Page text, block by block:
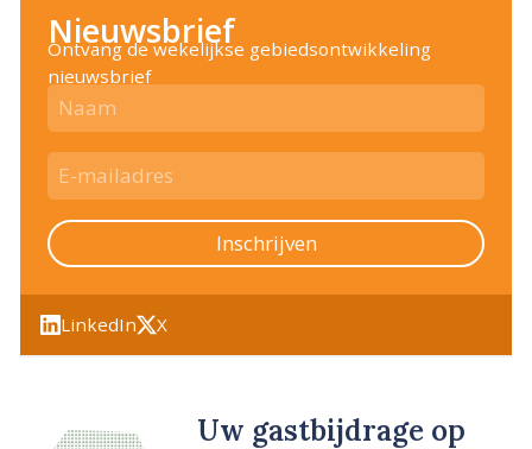
Nieuwsbrief
Ontvang de wekelijkse gebiedsontwikkeling
nieuwsbrief
Inschrijven
LinkedIn X
Uw gastbijdrage op